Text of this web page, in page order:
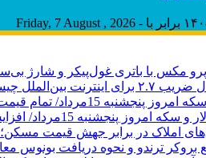
بین‌الملل چیست؟
تمام قیمت ها بر مدار افزایش + جدول
پنجشنبه 15مرداد/ افزایش قیمت ها + جدول
املاک در برابر جهش قیمت مسکن؛
بروکر ترندو و نحوه دریافت بونوس